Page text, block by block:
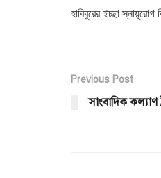
হাবিবুরের ইচ্ছা
Previous Post
সাংবাদিক কল্যাণ